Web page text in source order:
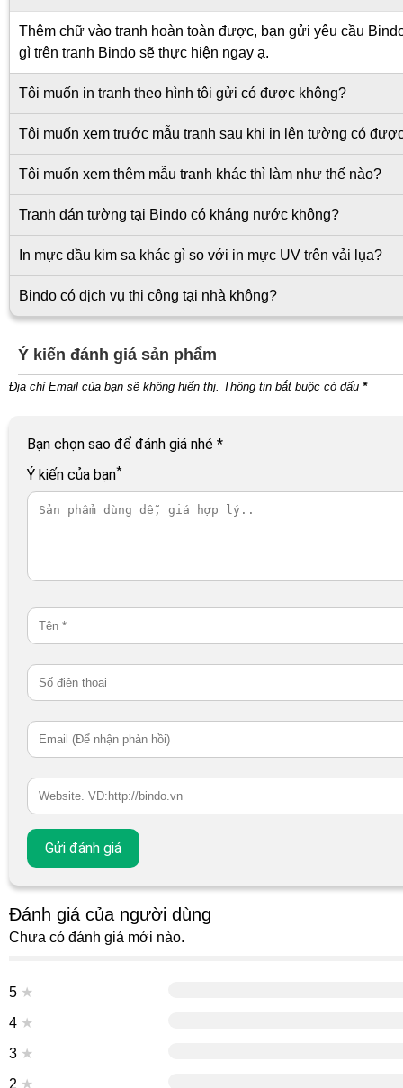
Thêm chữ vào tranh hoàn toàn được, bạn gửi yêu cầu
gì trên tranh Bindo sẽ thực hiện ngay ạ.
Tôi muốn in tranh theo hình tôi gửi có được không?
Tôi muốn xem trước mẫu tranh sau khi in lên tường có
Tôi muốn xem thêm mẫu tranh khác thì làm như thế nào?
Tranh dán tường tại Bindo có kháng nước không?
In mực dầu kim sa khác gì so với in mực UV trên vải lụa?
Bindo có dịch vụ thi công tại nhà không?
Ý kiến đánh giá sản phẩm
Địa chỉ Email của bạn sẽ không hiển thị. Thông tin bắt buộc có dấu *
Bạn chọn sao để đánh giá nhé *
Ý kiến của bạn*
Đánh giá của người dùng
Chưa có đánh giá mới nào.
5 ★
4 ★
3 ★
2 ★